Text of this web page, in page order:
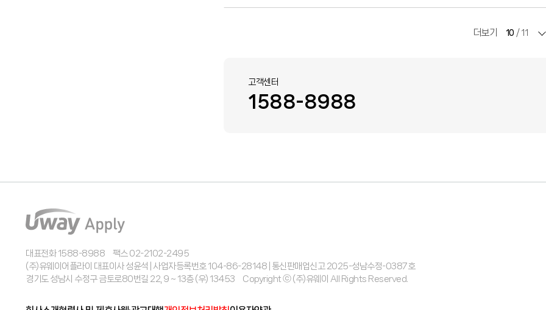
더보기 10 / 11
고객센터
1588-8988
대표전화 1588-8988
팩스 02-2102-2495
(주)유웨이어플라이 대표이사 성윤석 | 사업자등록번호 104-86-28148 | 통신판매업신고 2025-성남수정-0387호
경기도 성남시 수정구 금토로80번길 22, 9 ~ 13층 (우) 13453
Copyright ⓒ (주)유웨이 All Rights Reserved.